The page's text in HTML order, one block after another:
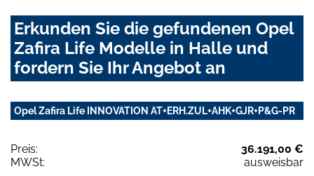
Erkunden Sie die gefundenen Opel
Zafira Life Modelle in Halle und
fordern Sie Ihr Angebot an
Opel Zafira Life INNOVATION AT+ERH.ZUL+AHK+GJR+P&G-PR
Preis:
36.191,00 €
MWSt:
ausweisbar